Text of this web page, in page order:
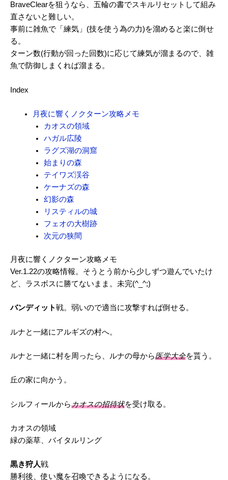
BraveClearを狙うなら、五輪の書でスキルリセットして組み
直さないと難しい。
事前に雑魚で「練気」(技を使う為の力)を溜めると楽に倒せ
る。
ターン数(行動が回った回数)に応じて練気が溜まるので、雑
魚で防御しまくれば溜まる。
Index
月夜に響くノクターン攻略メモ
カオスの領域
ハガル広陵
ラグズ湖の洞窟
始まりの森
テイワズ渓谷
ケーナズの森
幻影の森
リスティルの城
フェオの大樹跡
次元の狭間
月夜に響くノクターン攻略メモ
Ver.1.22の攻略情報。そうとう前から少しずつ遊んでいたけ
ど、ラスボスに勝てないまま。未完(^_^;)
バンディット戦。弱いので適当に攻撃すれば倒せる。
ルナと一緒にアルギズの村へ。
ルナと一緒に村を周ったら、ルナの母から医学大全を貰う。
丘の家に向かう。
シルフィールからカオスの招待状を受け取る。
カオスの領域
緑の薬草、バイタルリング
黒き狩人戦
勝利後、使い魔を召喚できるようになる。